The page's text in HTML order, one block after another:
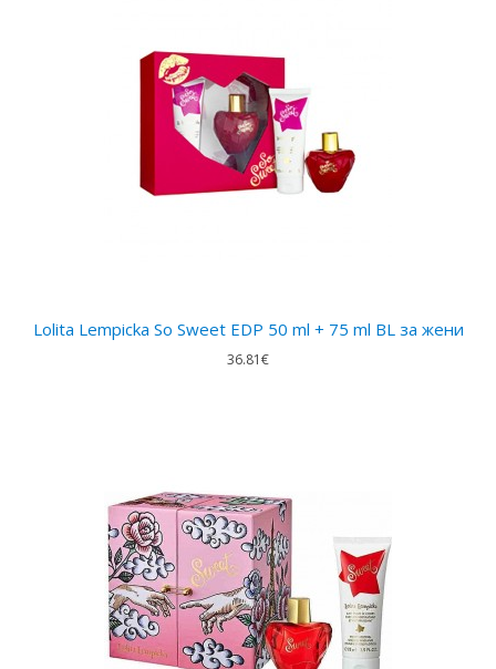
Lolita Lempicka So Sweet EDP 50 ml + 75 ml BL за жени
36.81€